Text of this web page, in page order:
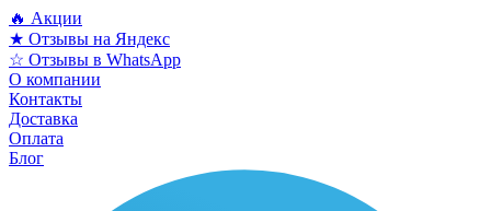
🔥 Акции
★ Отзывы на Яндекс
☆ Отзывы в WhatsApp
О компании
Контакты
Доставка
Оплата
Блог